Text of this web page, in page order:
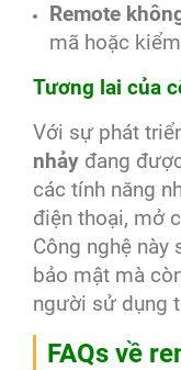
Remote
mã hoặc
Tương lai của
Với sự phát
nhảy đang
các tính năng
điện thoại, mở
Công nghệ này
bảo mật mà
người sử dụng
FAQs về